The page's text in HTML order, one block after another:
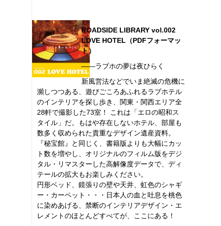
ROADSIDE LIBRARY vol.002
LOVE HOTEL（PDFフォーマッ
ト）
――ラブホの夢は夜ひらく
新風営法などでいま絶滅の危機に
瀕しつつある、遊びごころあふれるラブホテル
のインテリアを探し歩き、関東・関西エリア全
28軒で撮影した73室！ これは「エロの昭和ス
タイル」だ。もはや存在しないホテル、部屋も
数多く収められた貴重なデザイン遺産資料。
『秘宝館』と同じく、書籍版よりも大幅にカッ
ト数を増やし、オリジナルのフィルム版をデジ
タル・リマスターした高解像度データで、ディ
テールの拡大もお楽しみください。
円形ベッド、鏡張りの壁や天井、虹色のシャギ
ー・カーペット・・・日本人の血と吐息を桃色
に染めあげる、禁断のインテリアデザイン・エ
レメントのほとんどすべてが、ここにある！